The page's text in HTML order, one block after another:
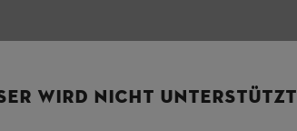
WIRD NICHT UNTERSTÜTZT